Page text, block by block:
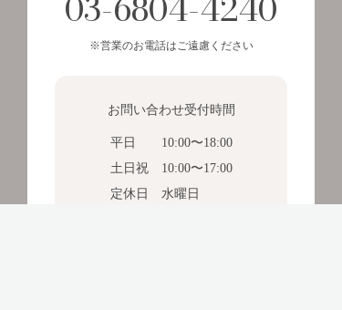
※営業のお電話はご遠慮ください
お問い合わせ受付時間
平日
10:00〜18:00
土日祝
10:00〜17:00
定休日
水曜日